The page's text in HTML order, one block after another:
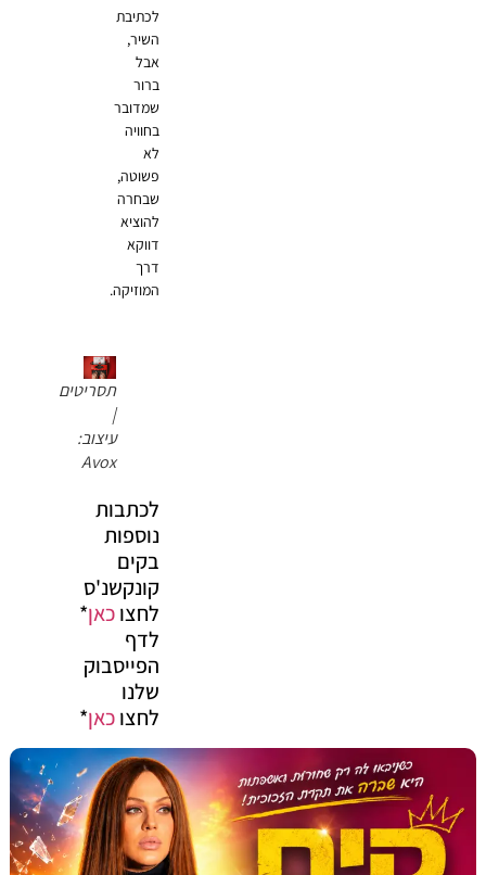
לכתיבת
שמדובר
המוזיקה.
תסריטים
לכתבות
נוספות
קונקשנ'ס
לחצוכאן*
הפייסבוק
לחצוכאן*